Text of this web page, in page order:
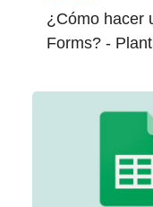
¿Cómo hacer
Forms? -